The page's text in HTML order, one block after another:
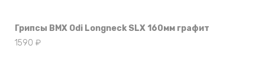
Грипсы BMX Odi Longneck SLX 160мм графит
1590 ₽